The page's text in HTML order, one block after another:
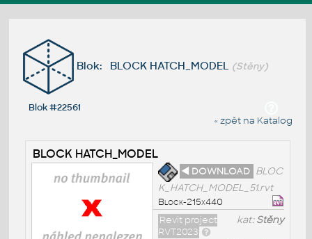
Blok: BLOCK HATCH_MODEL (Stěny)
Blok #22561
« zpět na Katalog
BLOCK HATCH_MODEL
◄ DOWNLOAD BLOC
K_HATCH_MODEL_51.rvt
Block-215x440
kat:Stěny
Revit project
RVT2023